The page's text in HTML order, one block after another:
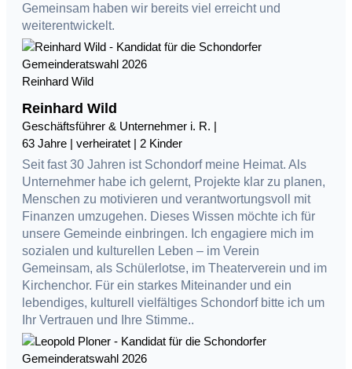
Gemeinsam haben wir bereits viel erreicht und
weiterentwickelt.
Reinhard Wild
Reinhard Wild
Geschäftsführer & Unternehmer i. R. |
63 Jahre | verheiratet | 2 Kinder
Seit fast 30 Jahren ist Schondorf meine Heimat. Als
Unternehmer habe ich gelernt, Projekte klar zu planen,
Menschen zu motivieren und verantwortungsvoll mit
Finanzen umzugehen. Dieses Wissen möchte ich für
unsere Gemeinde einbringen. Ich engagiere mich im
sozialen und kulturellen Leben – im Verein
Gemeinsam, als Schülerlotse, im Theaterverein und im
Kirchenchor. Für ein starkes Miteinander und ein
lebendiges, kulturell vielfältiges Schondorf bitte ich um
Ihr Vertrauen und Ihre Stimme..